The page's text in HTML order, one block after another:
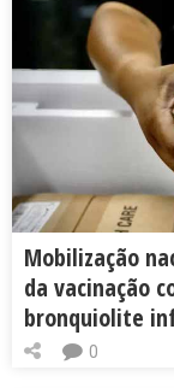
Mobilização
da vacinação
bronquiolite
0